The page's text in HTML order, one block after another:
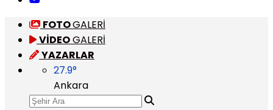
FOTOGALERİ
VİDEOGALERİ
YAZARLAR
27.9°
Ankara